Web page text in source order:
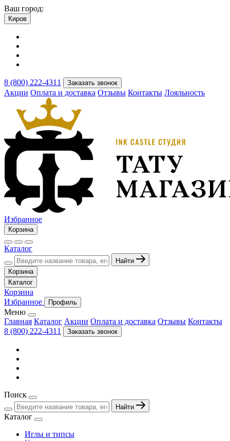
Ваш город:
Киров
8 (800) 222-4311 Заказать звонок
Акции Оплата и доставка Отзывы Контакты Лояльность
Избранное
Корзина
Каталог
Найти
Корзина
Каталог
Корзина
Избранное
Профиль
Меню
Главная Каталог Акции Оплата и доставка Отзывы Контакты
8 (800) 222-4311
Заказать звонок
Поиск
Найти
Каталог
Иглы и типсы